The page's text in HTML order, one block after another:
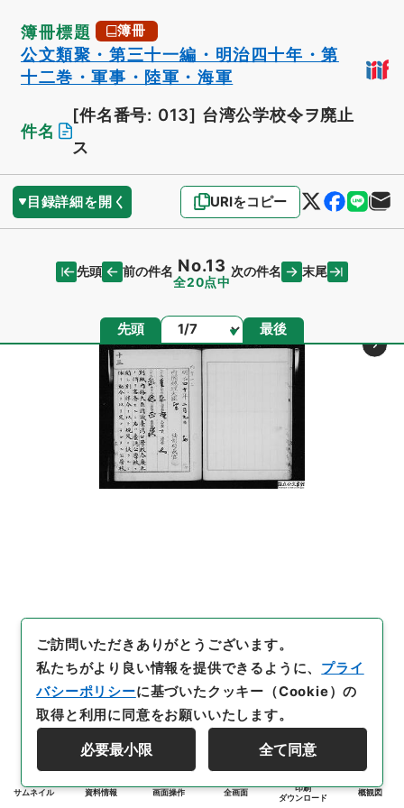
簿冊標題 簿冊
公文類聚・第三十一編・明治四十年・第
十二巻・軍事・陸軍・海軍
件名
[件名番号: 013] 台湾公学校令ヲ廃止
ス
目録詳細を開く URIをコピー
先頭 前の件名 No.13
全20点中
次の件名 末尾
先頭 ページ 最後
サムネイル 資料情報 画面操作 全画面
印刷
ダウンロード
概観図
ご訪問いただきありがとうございます。
私たちがより良い情報を提供できるように、 プライ
バシーポリシーに基づいたクッキー（Cookie）の
取得と利用に同意をお願いいたします。
必要最小限 全て同意